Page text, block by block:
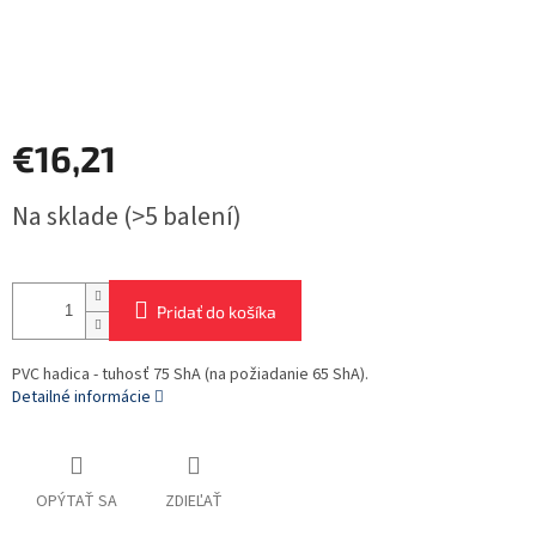
€16,21
cena:
Na sklade (>5 balení)
Pridať do košíka
PVC hadica - tuhosť 75 ShA (na požiadanie 65 ShA).
Detailné informácie
OPÝTAŤ SA ZDIEĽAŤ